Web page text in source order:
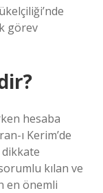
görev
hesaba
ı Kerim’de
dikkate
kılan ve
en önemli